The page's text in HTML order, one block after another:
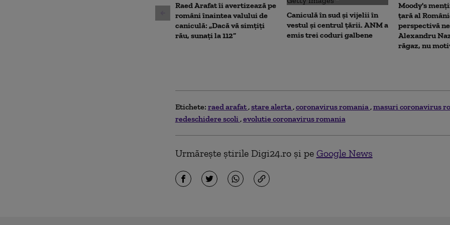
Raed Arafat îi avertizează pe
români înaintea valului de
caniculă: „Dacă vă simțiți
rău, sunați la 112”
Caniculă în sud și vijelii în
vestul și centrul țării. ANM a
emis trei coduri galbene
Moody's
țară al
perspectivă
Alexandru
răgaz, nu
Etichete: raed arafat stare alerta coronavirus romania masuri coronavirus
redeschidere scoli evolutie coronavirus romania
Urmărește știrile Digi24.ro și pe Google News